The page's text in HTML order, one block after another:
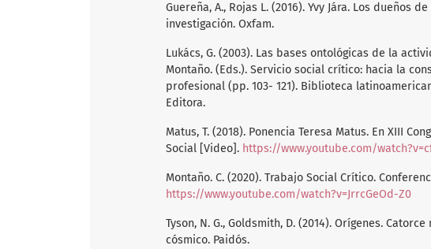
Guereña, A., Rojas L. (2016). Yvy Jára. Los dueños
investigación. Oxfam.
Lukács, G. (2003). Las bases ontológicas de la
Montaño. (Eds.). Servicio social crítico: hacia la
profesional (pp. 103- 121). Biblioteca
Editora.
Matus, T. (2018). Ponencia Teresa Matus. En XIII
Social [Video]. https://www.youtube.com/
Montaño. C. (2020). Trabajo Social Crítico.
https://www.youtube.com/watch?v=JrrcGeOd-Z0
Tyson, N. G., Goldsmith, D. (2014). Orígenes.
cósmico. Paidós.